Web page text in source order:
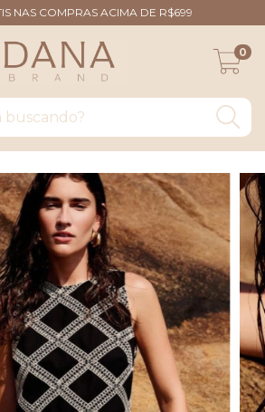
NAS COMPRAS ACIMA DE R$699
0